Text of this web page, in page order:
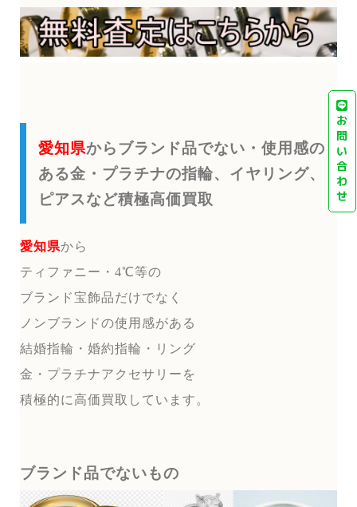
愛知県からブランド品でない・使用感の
ある金・プラチナの指輪、イヤリング、
ピアスなど積極高価買取
愛知県から
ティファニー・4℃等の
ブランド宝飾品だけでなく
ノンブランドの使用感がある
結婚指輪・婚約指輪・リング
金・プラチナアクセサリーを
積極的に高価買取しています。
ブランド品でないもの
お
問
い
合
わ
せ